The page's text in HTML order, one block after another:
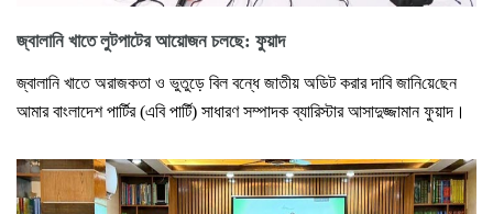
জ্বালানি খাতে লুটপাটের আয়োজন চলছে: ফুয়াদ
জ্বালানি খাতে অরাজকতা ও ভুতুড়ে বিল বন্ধে জাতীয় অডিট করার দাবি জা‌নি‌য়ে‌ছেন
আমার বাংলাদেশ পার্টির (এবি পার্টি) সাধারণ সম্পাদক ব্যারিস্টার আসাদুজ্জামান ফুয়াদ।